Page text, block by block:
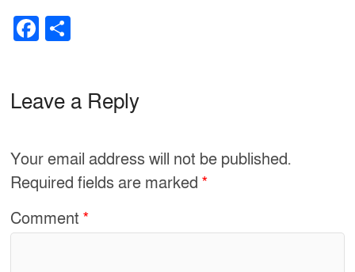
F
e
o
o
e
Leave a Reply
Your email address will not be published.
Required fields are marked*
Comment*